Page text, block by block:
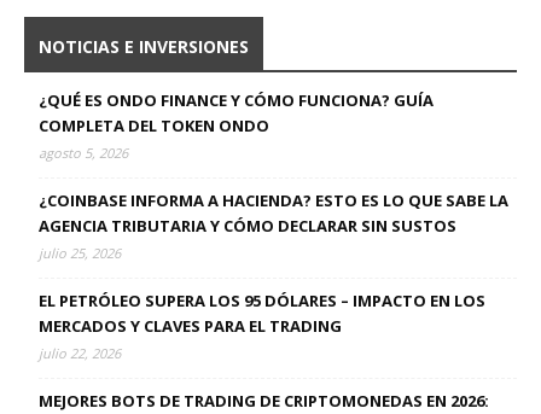
NOTICIAS E INVERSIONES
¿QUÉ ES ONDO FINANCE Y CÓMO FUNCIONA? GUÍA
COMPLETA DEL TOKEN ONDO
agosto 5, 2026
¿COINBASE INFORMA A HACIENDA? ESTO ES LO QUE SABE LA
AGENCIA TRIBUTARIA Y CÓMO DECLARAR SIN SUSTOS
julio 25, 2026
EL PETRÓLEO SUPERA LOS 95 DÓLARES – IMPACTO EN LOS
MERCADOS Y CLAVES PARA EL TRADING
julio 22, 2026
MEJORES BOTS DE TRADING DE CRIPTOMONEDAS EN 2026: